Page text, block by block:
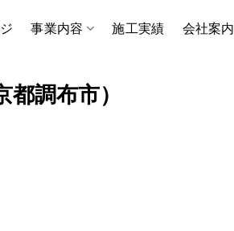
事業内容 施工実績 会社案内
調布市）